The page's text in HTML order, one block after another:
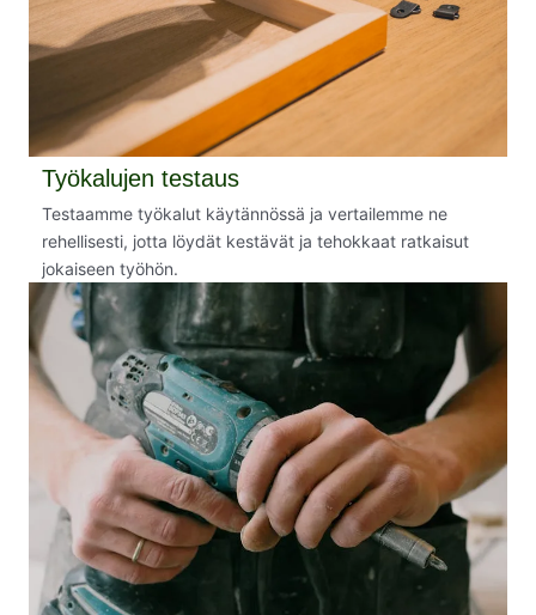
Työkalujen testaus
Testaamme työkalut käytännössä ja vertailemme ne
rehellisesti, jotta löydät kestävät ja tehokkaat ratkaisut
jokaiseen työhön.